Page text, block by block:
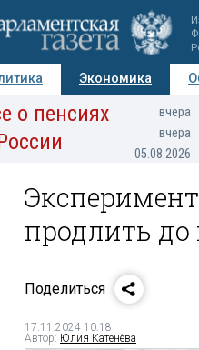
Экономика
Персоны
о пенсиях
вчера
вчера
05.08.2026
продлить до
Поделиться
17.11.2024 10:18
Автор: Юлия Катенёва